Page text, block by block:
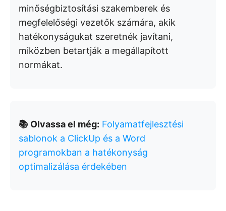
minőségbiztosítási szakemberek és
megfelelőségi vezetők számára, akik
hatékonyságukat szeretnék javítani,
miközben betartják a megállapított
normákat.
📚 Olvassa el még: Folyamatfejlesztési
sablonok a ClickUp és a Word
programokban a hatékonyság
optimalizálása érdekében